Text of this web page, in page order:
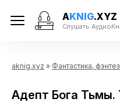
AKNIG.XYZ
Слушать
aknig.xyz » Фантастика,
Адепт Бога Тьмы.